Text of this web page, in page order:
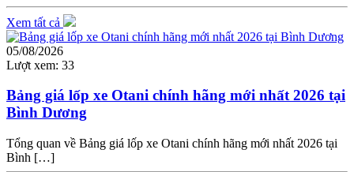
Xem tất cả
05/08/2026
Lượt xem: 33
Bảng giá lốp xe Otani chính hãng mới nhất 2026 tại
Bình Dương
Tổng quan về Bảng giá lốp xe Otani chính hãng mới nhất 2026 tại
Bình […]